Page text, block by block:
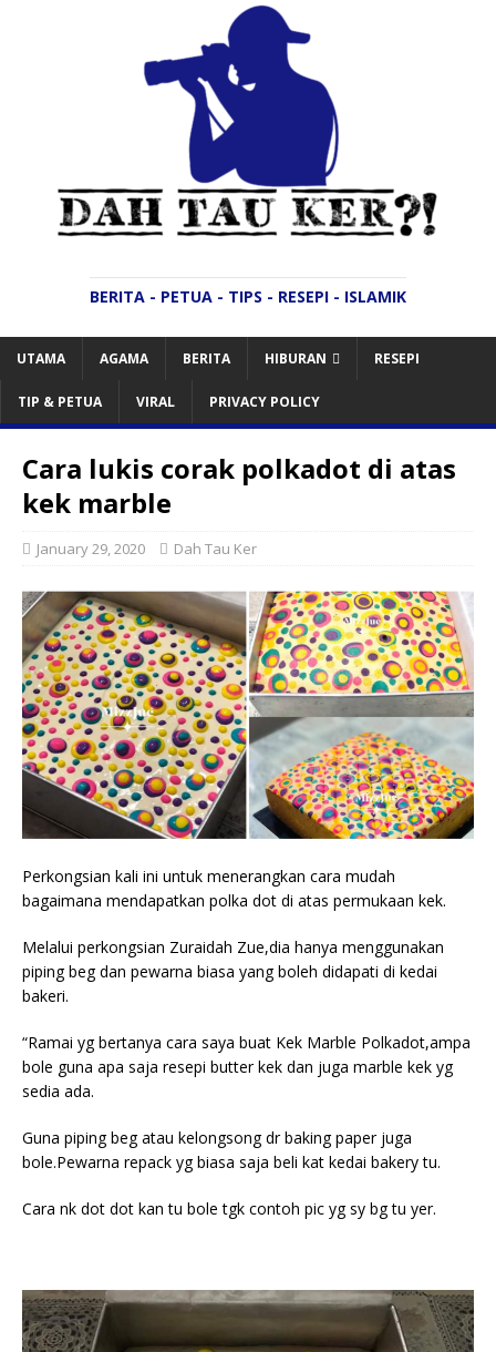
BERITA - PETUA - TIPS - RESEPI - ISLAMIK
UTAMA AGAMA BERITA HIBURAN RESEPI
TIP & PETUA VIRAL PRIVACY POLICY
Cara lukis corak polkadot di atas
kek marble
January 29, 2020 Dah Tau Ker
Perkongsian kali ini untuk menerangkan cara mudah
bagaimana mendapatkan polka dot di atas permukaan kek.
Melalui perkongsian Zuraidah Zue,dia hanya menggunakan
piping beg dan pewarna biasa yang boleh didapati di kedai
bakeri.
“Ramai yg bertanya cara saya buat Kek Marble Polkadot,ampa
bole guna apa saja resepi butter kek dan juga marble kek yg
sedia ada.
Guna piping beg atau kelongsong dr baking paper juga
bole.Pewarna repack yg biasa saja beli kat kedai bakery tu.
Cara nk dot dot kan tu bole tgk contoh pic yg sy bg tu yer.